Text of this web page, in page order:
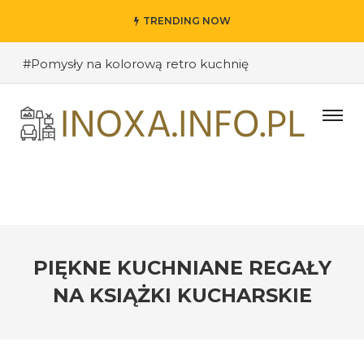
TRENDING NOW
#Pomysły na kolorową retro kuchnię
#Wybieramy odpowiednie kolory ścian do salonu
#Jak stworzyć industrialne wnętrze w loftowym
PIĘKNE KUCHNIANE REGAŁY
NA KSIĄŻKI KUCHARSKIE